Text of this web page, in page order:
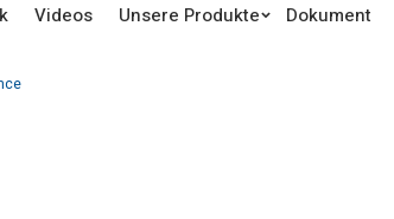
Videos Unsere Produkte Dokument